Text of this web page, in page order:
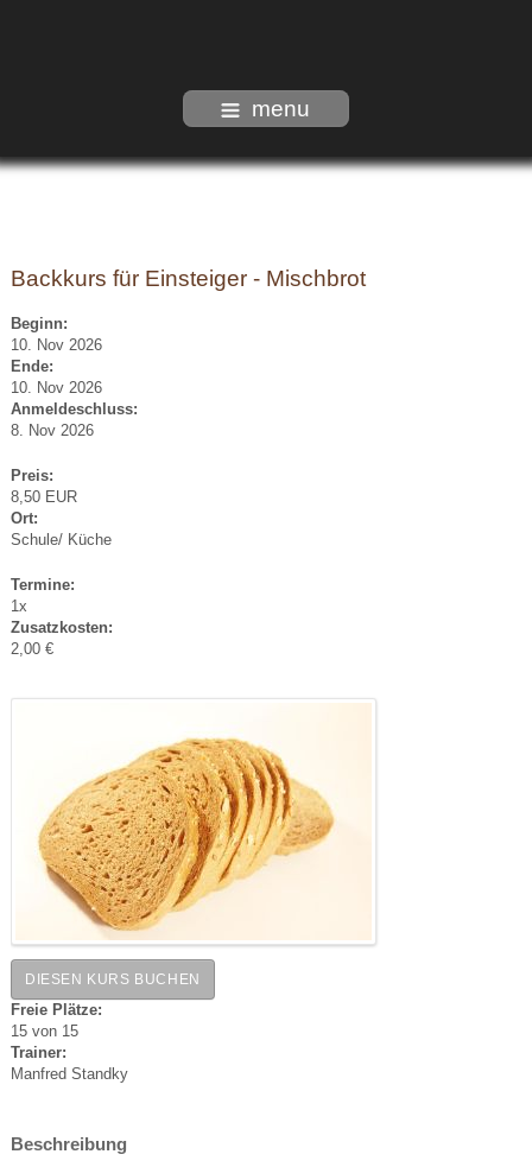
menu
Backkurs für Einsteiger - Mischbrot
Beginn:
10. Nov 2026
Ende:
10. Nov 2026
Anmelde​schluss:
8. Nov 2026
Preis:
8,50 EUR
Ort:
Schule/ Küche
Termine:
1x
Zusatzkosten:
2,00 €
DIESEN KURS BUCHEN
Freie Plätze:
15von 15
Trainer:
Manfred Standky
Beschreibung